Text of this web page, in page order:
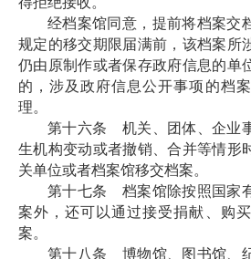
经档案馆同意，提前将档案交
规定的移交期限届满前，该档案所
仍由原制作或者保存政府信息的单
的，涉及政府信息公开事项的档
理。
第十六条 机关、团体、企业
生机构变动或者撤销、合并等情形
关单位或者档案馆移交档案。
第十七条 档案馆除按照国家
案外，还可以通过接受捐献、购
案。
第十八条 博物馆、图书馆、